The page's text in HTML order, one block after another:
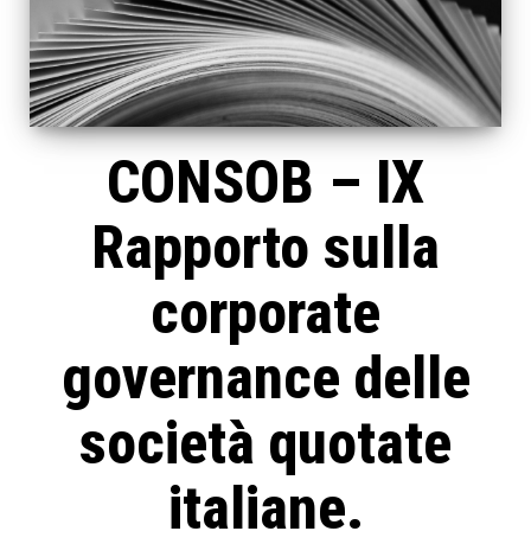
CONSOB – IX
Rapporto sulla
corporate
governance delle
società quotate
italiane.